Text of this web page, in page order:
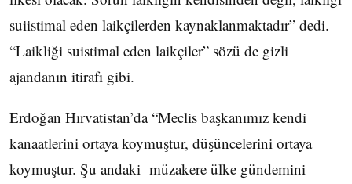
suiistimal eden laikçilerden kaynaklanmaktadır” dedi.
“Laikliği suistimal eden laikçiler” sözü de gizli
ajandanın itirafı gibi.
Erdoğan Hırvatistan’da “Meclis başkanımız kendi
kanaatlerini ortaya koymuştur, düşüncelerini ortaya
koymuştur. Şu andaki müzakere ülke gündemini